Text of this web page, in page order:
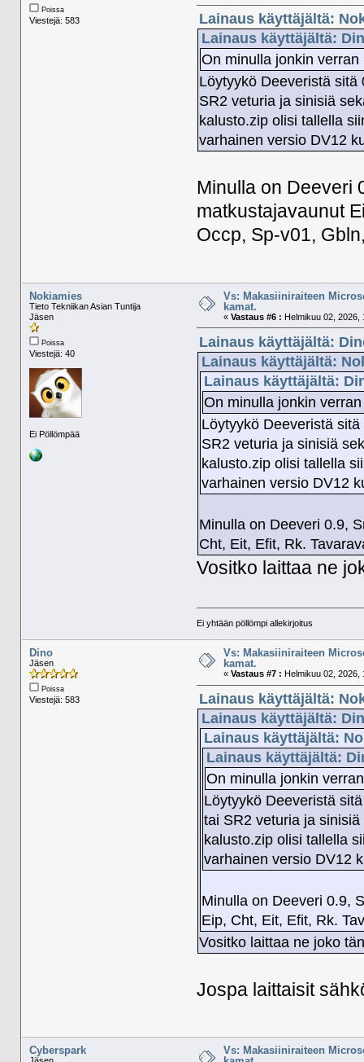
Poissa
Viestejä: 583
Lainaus käyttäjältä:
Lainaus käyttäjältä:
On minulla jonkin
Löytyykö Deeveristä
SR2 veturia ja sinisiä
kalusto.zip olisi tallella
varhainen versio DV12
Minulla on Deeveri
matkustajavaunut
Occp, Sp-v01,
Nokiamies
Tieto Tekniikan Asian Tuntija
Jäsen
Poissa
Viestejä: 40
Ei Pöllömpää
Vs: Makasiiniraiteen
kamat.
« Vastaus #6 : Helmikuu 02, 2026,
Lainaus käyttäjältä:
Lainaus käyttäjältä:
Lainaus käyttäjältä:
On minulla jonkin
Löytyykö Deeveristä
SR2 veturia ja sinisiä
kalusto.zip olisi tallella
varhainen versio DV12
Minulla on Deeveri 0.9,
Cht, Eit, Efit, Rk.
Vositko laittaa ne
Ei yhtään pöllömpi allekirjoitus
Dino
Jäsen
Poissa
Viestejä: 583
Vs: Makasiiniraiteen
kamat.
« Vastaus #7 : Helmikuu 02, 2026,
Lainaus käyttäjältä:
Lainaus käyttäjältä:
Lainaus käyttäjältä:
Lainaus käyttäjältä:
On minulla jonkin
Löytyykö Deeveristä
tai SR2 veturia ja
kalusto.zip olisi tallella
varhainen versio DV12
Minulla on Deeveri 0.9,
Eip, Cht, Eit, Efit, Rk.
Vositko laittaa ne joko
Jospa laittaisit
Cyberspark
Vs: Makasiiniraiteen